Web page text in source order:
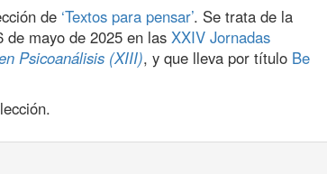
de ‘Textos para pensar’. Se trata de la
de mayo de 2025 en las XXIV Jornadas
Psicoanálisis (XIII), y que lleva por título Be